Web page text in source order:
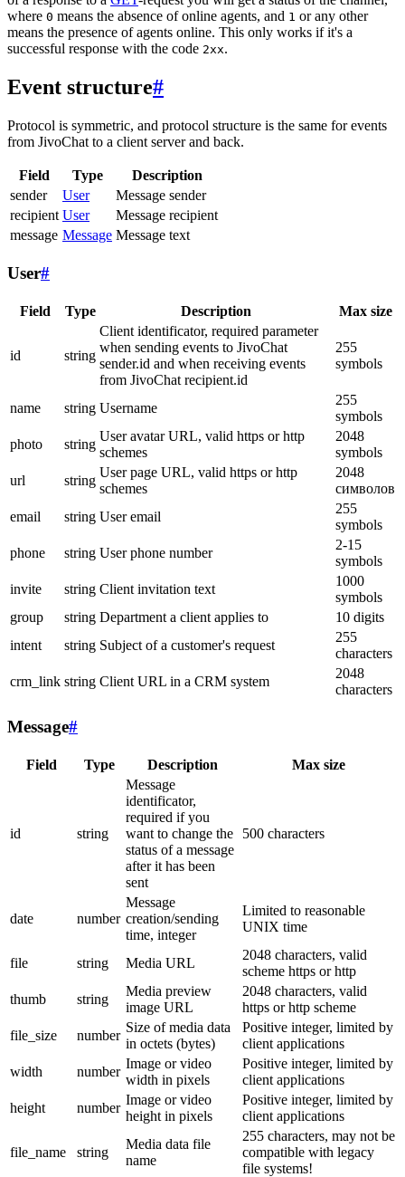
where 0 means the absence of online agents, and 1 or any other
means the presence of agents online. This only works if it's a
successful response with the code 2xx.
Event structure#
Protocol is symmetric, and protocol structure is the same for events
from JivoChat to a client server and back.
Field Type
Description
sender
User
Message sender
recipient User
Message recipient
message Message Message text
User#
Field Type Description Max size
id string
Client identificator, required parameter
when sending events to JivoChat
sender.id and when receiving events
from JivoChat recipient.id
255
symbols
name string Username
255
symbols
photo
string
User avatar URL, valid https or http
schemes
2048
symbols
url
string
User page URL, valid https or http
schemes
2048
символов
email
string User email
255
symbols
phone
string User phone number
2-15
symbols
invite
string Client invitation text
1000
symbols
group
string Department a client applies to
10 digits
intent
string Subject of a customer's request
255
characters
crm_link string Client URL in a CRM system
2048
characters
Message#
Field Type Description Max size
id string
Message
identificator,
required if you
want to change the
status of a message
after it has been
sent
500 characters
date number
Message
creation/sending
time, integer
Limited to reasonable
UNIX time
file string Media URL
2048 characters, valid
scheme https or http
thumb
string
Media preview
image URL
2048 characters, valid
https or http scheme
file_size
number
Size of media data
in octets (bytes)
Positive integer, limited by
client applications
width
number
Image or video
width in pixels
Positive integer, limited by
client applications
height
number
Image or video
height in pixels
Positive integer, limited by
client applications
file_name string
Media data file
name
255 characters, may not be
compatible with legacy
file systems!